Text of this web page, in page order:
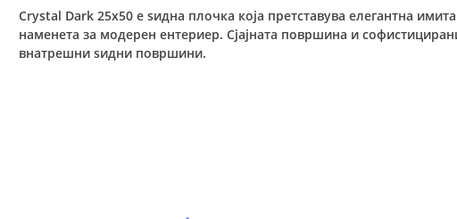
Crystal Dark 25x50 е ѕидна плочка која претставува елегантна
наменета за модерен ентериер. Сјајната површина и
внатрешни ѕидни површини.